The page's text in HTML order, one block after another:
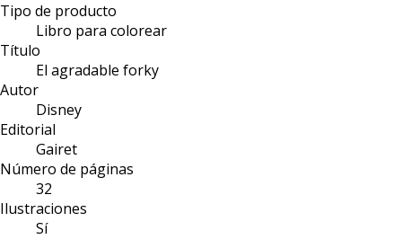
Tipo de producto
Libro para colorear
Título
El agradable forky
Autor
Disney
Editorial
Gairet
Número de páginas
32
Ilustraciones
Sí